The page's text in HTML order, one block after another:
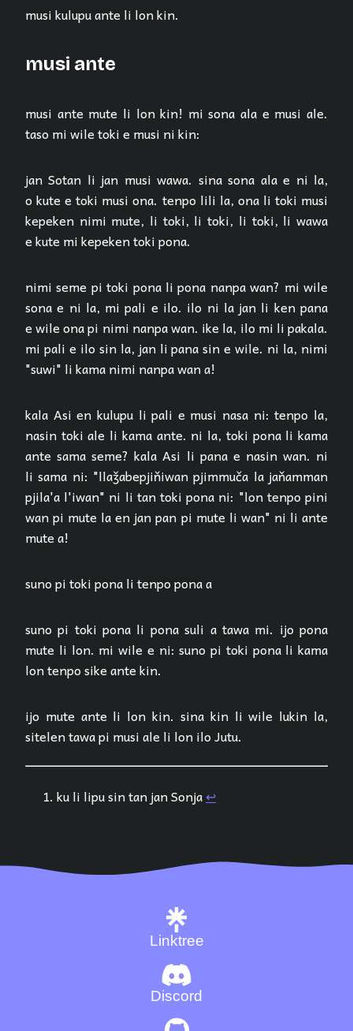
musi kulupu ante li lon kin.
musi ante
musi ante mute li lon kin! mi sona ala e musi ale.
taso mi wile toki e musi ni kin:
jan Sotan li jan musi wawa. sina sona ala e ni la,
o kute e toki musi ona. tenpo lili la, ona li toki musi
kepeken nimi mute, li toki, li toki, li toki, li wawa
e kute mi kepeken toki pona.
nimi seme pi toki pona li pona nanpa wan? mi wile
sona e ni la, mi pali e ilo. ilo ni la jan li ken pana
e wile ona pi nimi nanpa wan. ike la, ilo mi li pakala.
mi pali e ilo sin la, jan li pana sin e wile. ni la, nimi
"suwi" li kama nimi nanpa wan a!
kala Asi en kulupu li pali e musi nasa ni: tenpo la,
nasin toki ale li kama ante. ni la, toki pona li kama
ante sama seme? kala Asi li pana e nasin wan. ni
li sama ni: "llaǯabepjiňiwan pjimmuča la jaňamman
pjila'a l'iwan" ni li tan toki pona ni: "lon tenpo pini
wan pi mute la en jan pan pi mute li wan" ni li ante
mute a!
suno pi toki pona li tenpo pona a
suno pi toki pona li pona suli a tawa mi. ijo pona
mute li lon. mi wile e ni: suno pi toki pona li kama
lon tenpo sike ante kin.
ijo mute ante li lon kin. sina kin li wile lukin la,
sitelen tawa pi musi ale li lon ilo Jutu.
ku li lipu sin tan jan Sonja↩︎
Discord
Linktree